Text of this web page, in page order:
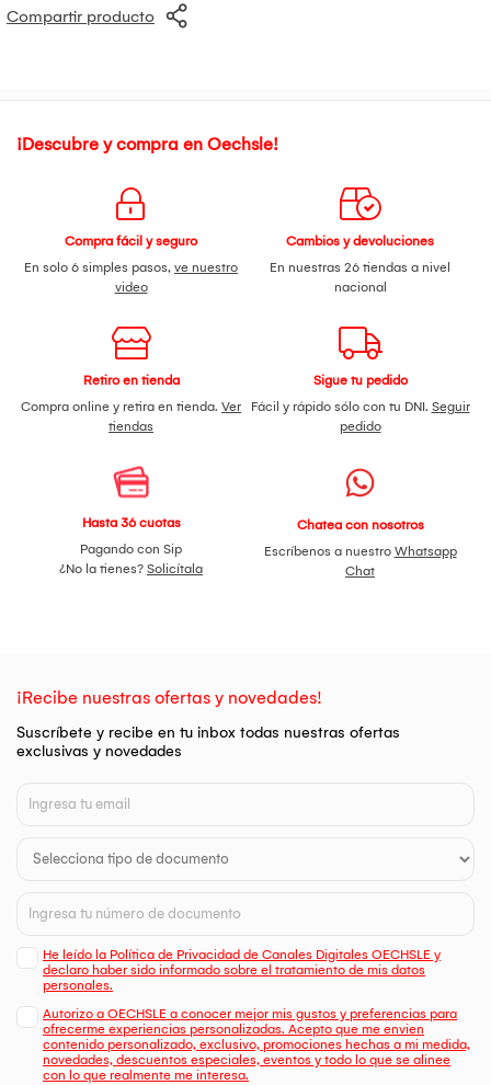
Compartir producto
¡Descubre y compra en Oechsle!
Compra fácil y seguro
En solo 6 simples pasos, ve nuestro
video
Cambios y devoluciones
En nuestras 26 tiendas a nivel
nacional
Retiro en tienda
Compra online y retira en tienda. Ver
tiendas
Sigue tu pedido
Fácil y rápido sólo con tu DNI. Seguir
pedido
Hasta 36 cuotas
Pagando con Sip
¿No la tienes? Solicítala
Chatea con nosotros
Escríbenos a nuestro Whatsapp
Chat
¡Recibe nuestras ofertas y novedades!
Suscríbete y recibe en tu inbox todas nuestras ofertas
exclusivas y novedades
He leído la Política de Privacidad de Canales Digitales OECHSLE y
declaro haber sido informado sobre el tratamiento de mis datos
personales.
Autorizo a OECHSLE a conocer mejor mis gustos y preferencias para
ofrecerme experiencias personalizadas. Acepto que me envien
contenido personalizado, exclusivo, promociones hechas a mi medida,
novedades, descuentos especiales, eventos y todo lo que se alinee
con lo que realmente me interesa.